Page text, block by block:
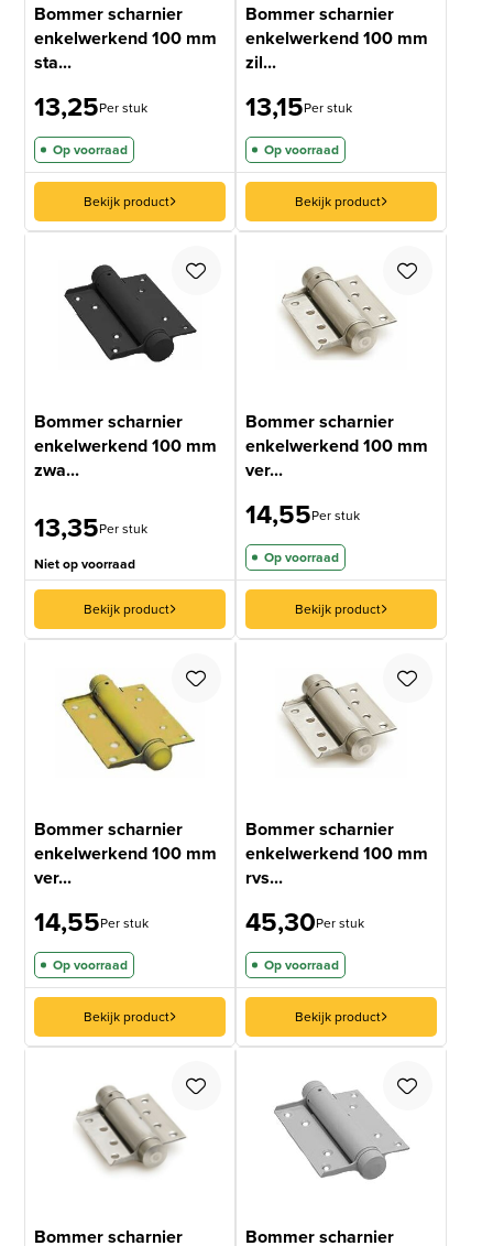
Bommer scharnier
enkelwerkend 100 mm
sta...
13,25Per stuk
Op voorraad
Bekijk product
Bommer scharnier
enkelwerkend 100 mm
zil...
13,15Per stuk
Op voorraad
Bekijk product
Bommer scharnier
enkelwerkend 100 mm
zwa...
13,35Per stuk
Niet op voorraad
Bekijk product
Bommer scharnier
enkelwerkend 100 mm
ver...
14,55Per stuk
Op voorraad
Bekijk product
Bommer scharnier
enkelwerkend 100 mm
ver...
14,55Per stuk
Op voorraad
Bekijk product
Bommer scharnier
enkelwerkend 100 mm
rvs...
45,30Per stuk
Op voorraad
Bekijk product
Bommer scharnier Bommer scharnier